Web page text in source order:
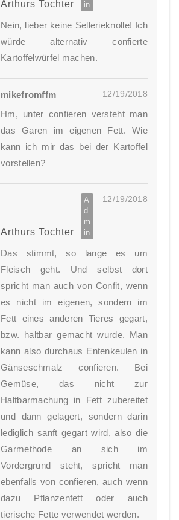
Arthurs Tochter
Nein, lieber keine Sellerieknolle! Ich
würde alternativ confierte
Kartoffelwürfel machen.
mikefromffm 12/19/2018
Hm, unter confieren versteht man
das Garen im eigenen Fett. Wie
kann ich mir das bei der Kartoffel
vorstellen?
Arthurs Tochter
12/19/2018
Das stimmt, so lange es um
Fleisch geht. Und selbst dort
spricht man auch von Confit, wenn
es nicht im eigenen, sondern im
Fett eines anderen Tieres gegart,
bzw. haltbar gemacht wurde. Man
kann also durchaus Entenkeulen in
Gänseschmalz confieren. Bei
Gemüse, das nicht zur
Haltbarmachung in Fett zubereitet
und dann gelagert, sondern darin
lediglich sanft gegart wird, also die
Garmethode an sich im
Vordergrund steht, spricht man
ebenfalls von confieren, auch wenn
dazu Pflanzenfett oder auch
tierische Fette verwendet werden.